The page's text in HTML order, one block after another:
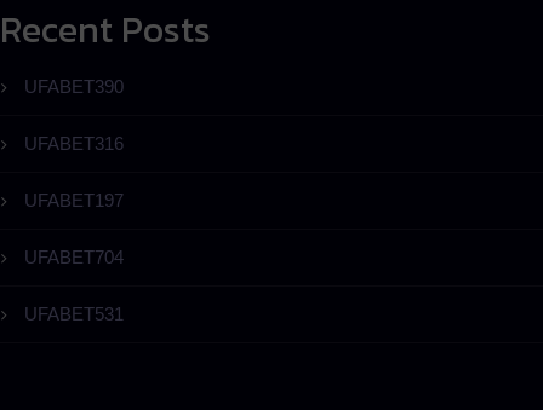
Recent Posts
UFABET390
UFABET316
UFABET197
UFABET704
UFABET531